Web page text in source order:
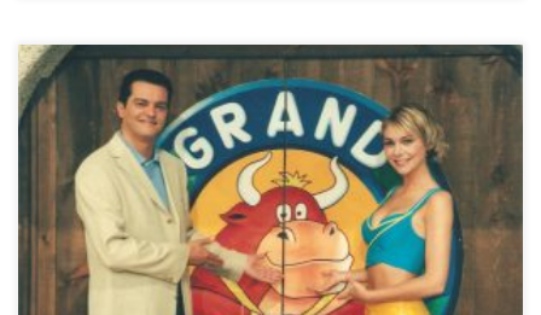
Se acaba mayo y comienza junio. Llega el verano y la televisión
cambia. El curso académico y televisivo finaliza un año más y es
ahora cuando entra la nostalgia y la añoranza a programas,
espacios de entretenimiento o ficciones que echamos de menos
en la estación veraniega protagonizada por el […]